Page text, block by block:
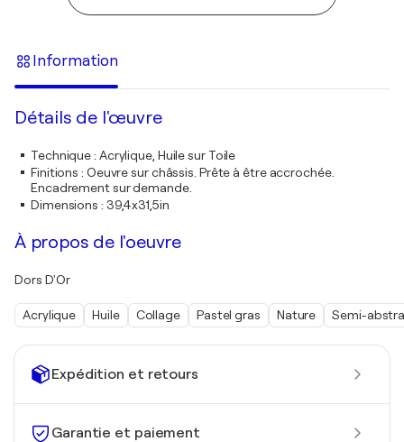
Expédition et retours
Garantie et paiement
Information
Détails de l'œuvre
Technique: Acrylique, Huile sur Toile
Finitions : Oeuvre sur châssis. Prête à être accrochée.
Encadrement sur demande.
Dimensions : 39,4x31,5in
À propos de l'oeuvre
Dors D'Or
Acrylique Huile Collage Pastel gras Nature Semi-